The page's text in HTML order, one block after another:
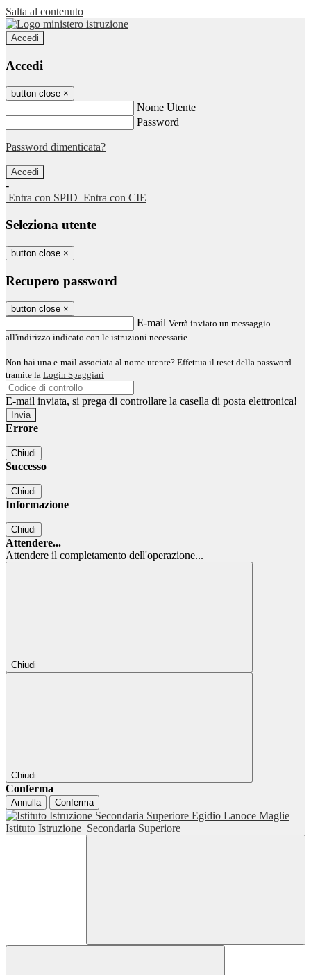
Salta al contenuto
Accedi
Accedi
button close ×
Nome Utente
Password
Password dimenticata?
-
Entra con SPID Entra con CIE
Seleziona utente
button close ×
Recupero password
button close ×
E-mail Verrà inviato un messaggio
all'indirizzo indicato con le istruzioni necessarie.
Non hai una e-mail associata al nome utente? Effettua il reset della password
tramite la Login Spaggiari
E-mail inviata, si prega di controllare la casella di posta elettronica!
Errore
Chiudi
Successo
Chiudi
Informazione
Chiudi
Attendere...
Attendere il completamento dell'operazione...
Chiudi
Chiudi
Conferma
Annulla Conferma
Istituto Istruzione Secondaria Superiore